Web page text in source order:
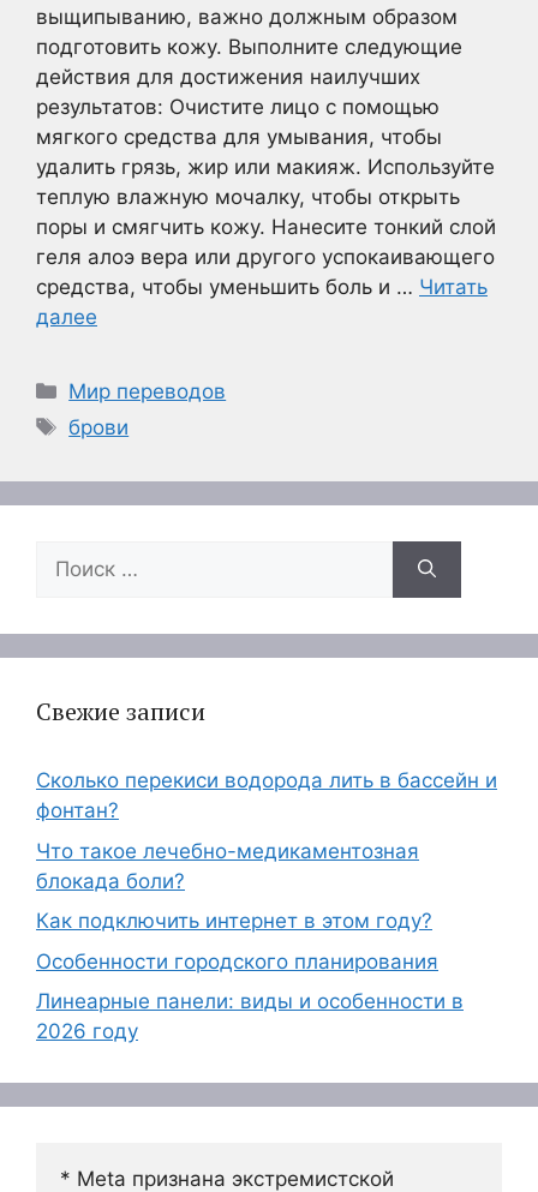
выщипыванию, важно должным образом
подготовить кожу. Выполните следующие
действия для достижения наилучших
результатов: Очистите лицо с помощью
мягкого средства для умывания, чтобы
удалить грязь, жир или макияж. Используйте
теплую влажную мочалку, чтобы открыть
поры и смягчить кожу. Нанесите тонкий слой
геля алоэ вера или другого успокаивающего
средства, чтобы уменьшить боль и … Читать
далее
Рубрики
Мир переводов
Метки
брови
Поиск:
Свежие записи
Сколько перекиси водорода лить в бассейн и
фонтан?
Что такое лечебно-медикаментозная
блокада боли?
Как подключить интернет в этом году?
Особенности городского планирования
Линеарные панели: виды и особенности в
2026 году
* Meta признана экстремистской